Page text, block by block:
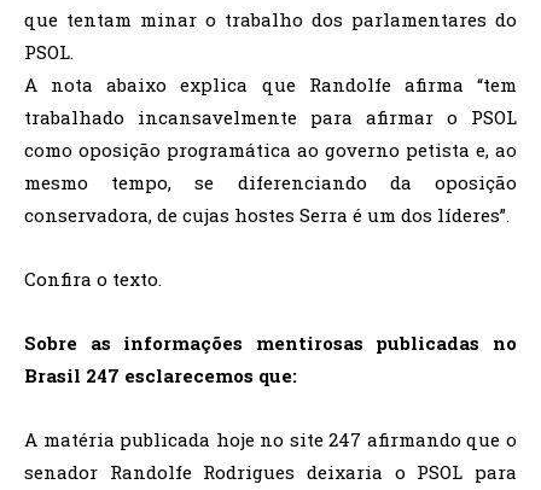
que tentam minar o trabalho dos parlamentares do
PSOL.
A nota abaixo explica que Randolfe afirma “tem
trabalhado incansavelmente para afirmar o PSOL
como oposição programática ao governo petista e, ao
mesmo tempo, se diferenciando da oposição
conservadora, de cujas hostes Serra é um dos líderes”.
Confira o texto.
Sobre as informações mentirosas publicadas no
Brasil 247 esclarecemos que:
A matéria publicada hoje no site 247 afirmando que o
senador Randolfe Rodrigues deixaria o PSOL para